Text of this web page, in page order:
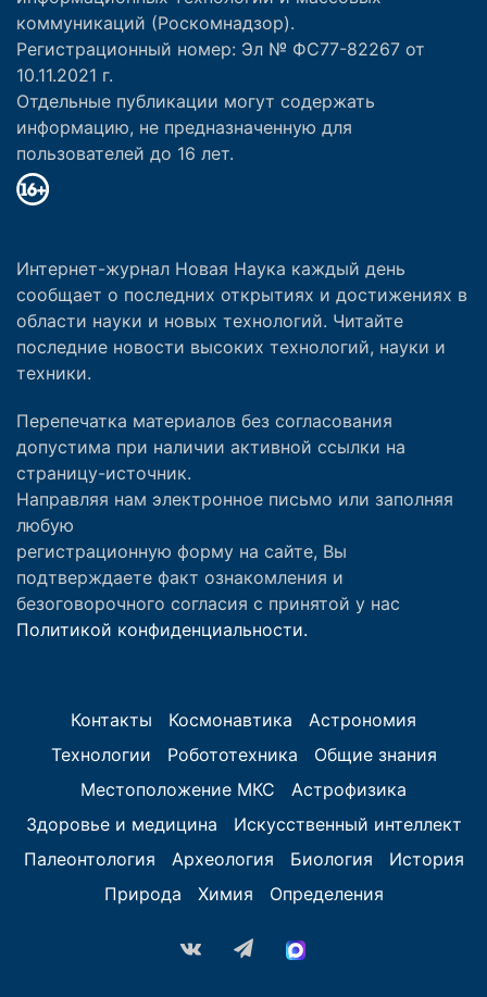
коммуникаций (Роскомнадзор).
Регистрационный номер: Эл № ФС77-82267 от
10.11.2021 г.
Отдельные публикации могут содержать
информацию, не предназначенную для
пользователей до 16 лет.
Интернет-журнал Новая Наука каждый день
сообщает о последних открытиях и достижениях в
области науки и новых технологий. Читайте
последние новости высоких технологий, науки и
техники.
Перепечатка материалов без согласования
допустима при наличии активной ссылки на
страницу-источник.
Направляя нам электронное письмо или заполняя
любую
регистрационную форму на сайте, Вы
подтверждаете факт ознакомления и
безоговорочного согласия с принятой у нас
Политикой конфиденциальности.
Контакты Космонавтика
Астрономия
Технологии
Робототехника
Общие знания
Местоположение МКС
Астрофизика
Здоровье и медицина
Искусственный интеллект
Палеонтология
Археология Биология
История
Природа
Химия Определения
vk.com Telegram